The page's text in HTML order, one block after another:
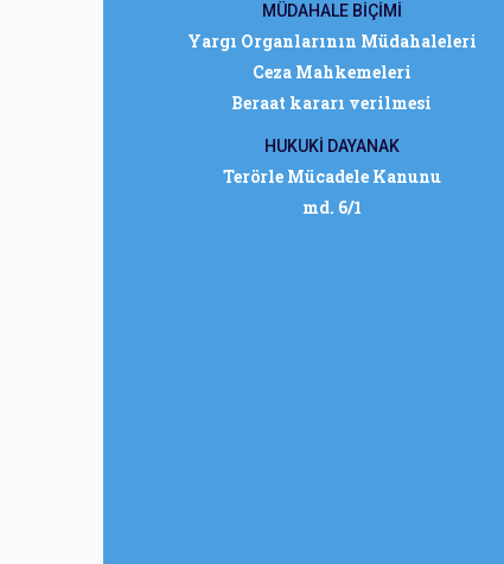
MÜDAHALE BİÇİMİ
Yargı Organlarının Müdahaleleri
Ceza Mahkemeleri
Beraat kararı verilmesi
HUKUKİ DAYANAK
Terörle Mücadele Kanunu
md. 6/1